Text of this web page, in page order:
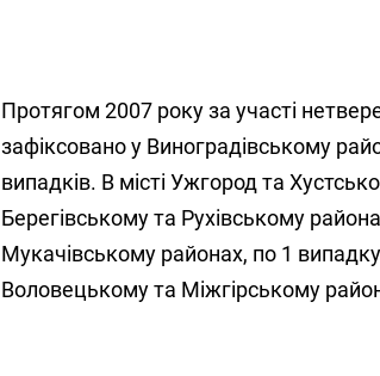
Протягом 2007 року за участі
зафіксовано у Виноградівському
випадків. В місті Ужгород та
Берегівському та Рухівському
Мукачівському районах, по 1
Воловецькому та Міжгірському